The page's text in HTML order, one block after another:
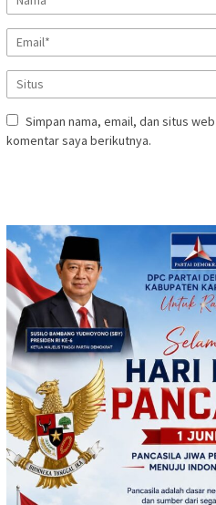
Simpan nama, email, dan situs
komentar saya berikutnya.